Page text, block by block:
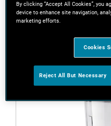
By clicking “Accept All Cookies”, you
device to enhance site navigation,
marketing efforts.
Cookies
Reject All But Necessary